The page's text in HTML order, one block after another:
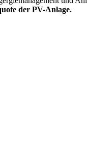
der PV-Anlage.